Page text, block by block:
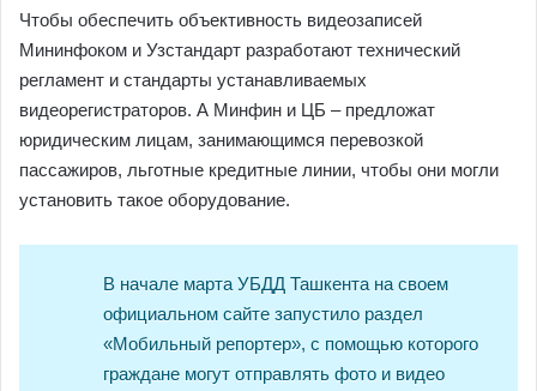
Чтобы обеспечить объективность видеозаписей
Мининфоком и Узстандарт разработают технический
регламент и стандарты устанавливаемых
видеорегистраторов. А Минфин и ЦБ – предложат
юридическим лицам, занимающимся перевозкой
пассажиров, льготные кредитные линии, чтобы они могли
установить такое оборудование.
В начале марта УБДД Ташкента на своем
официальном сайте запустило раздел
«Мобильный репортер», с помощью которого
граждане могут отправлять фото и видео